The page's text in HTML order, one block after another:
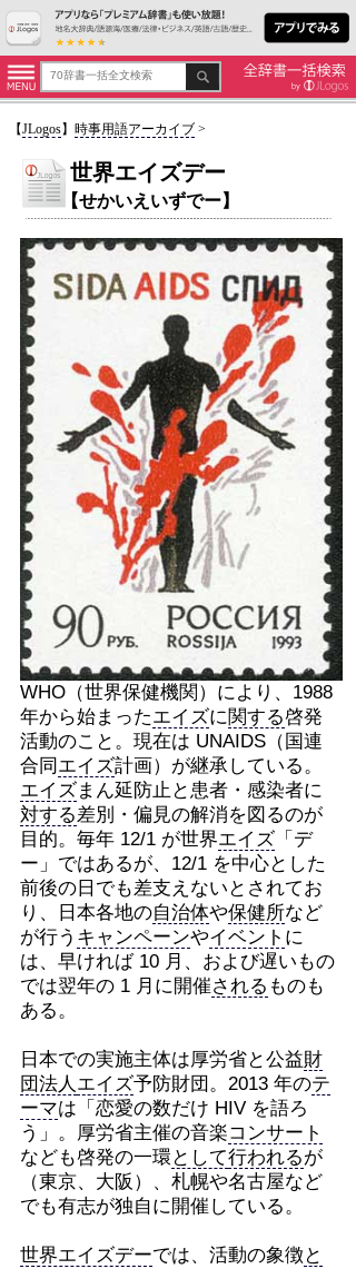
【JLogos】 時事用語アーカイブ>
世界エイズデー
【せかいえいずでー】
WHO（世界保健機関）により、1988
年から始まったエイズに関する啓発
活動のこと。現在は UNAIDS（国連
合同 エイズ計画）が継承している。
エイズまん延防止と患者・感染者に
対する差別・偏見の解消を図るのが
目的。毎年 12/1 が世界エイズ「デ
ー」ではあるが、12/1 を中心とした
前後の日でも差支えないとされてお
り、日本各地の自治体や保健所など
が行う キャンペーンやイベント に
は、早ければ 10 月、および遅いもの
では翌年の 1 月に開催される ものも
ある。
日本での実施主体は厚労省と公益財
団法人 エイズ予防財団。2013 年のテ
ーマは「恋愛の数だけ HIV を語ろ
う」。厚労省主催の音楽コンサート
なども啓発の一環 として行われるが
（東京、大阪）、札幌や名古屋など
でも有志が独自に開催している。
世界エイズデーでは、活動の象徴と